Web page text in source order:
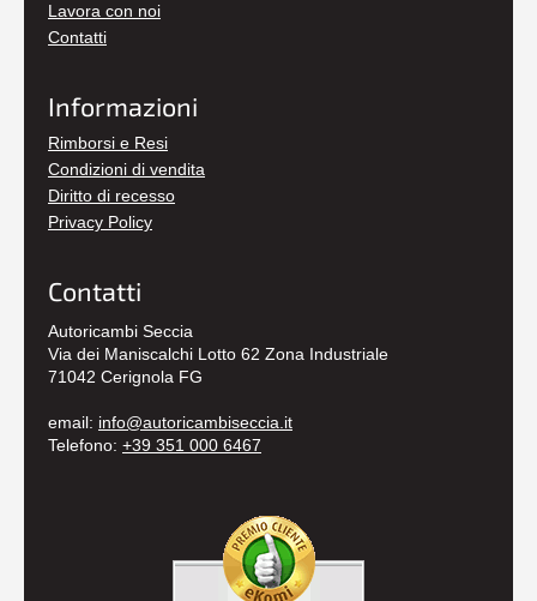
Lavora con noi
Contatti
Informazioni
Rimborsi e Resi
Condizioni di vendita
Diritto di recesso
Privacy Policy
Contatti
Autoricambi Seccia
Via dei Maniscalchi Lotto 62 Zona Industriale
71042 Cerignola FG
email: info@autoricambiseccia.it
Telefono: +39 351 000 6467